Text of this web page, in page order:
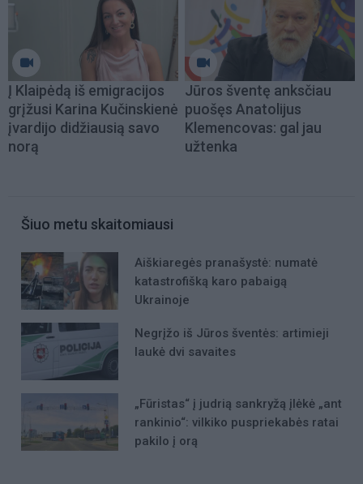
Į Klaipėdą iš emigracijos
grįžusi Karina Kučinskienė
įvardijo didžiausią savo
norą
Jūros šventę anksčiau
puošęs Anatolijus
Klemencovas: gal jau
užtenka
Šiuo metu skaitomiausi
Aiškiaregės pranašystė: numatė
katastrofišką karo pabaigą
Ukrainoje
Negrįžo iš Jūros šventės: artimieji
laukė dvi savaites
„Fūristas“ į judrią sankryžą įlėkė „ant
rankinio“: vilkiko puspriekabės ratai
pakilo į orą